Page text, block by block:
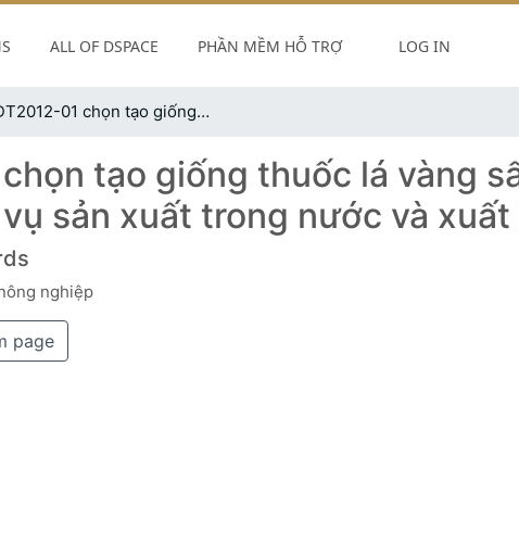
ALL OF DSPACE PHẦN MỀM HỖ TRỢ LOG IN
DT2012-01 chọn tạo giống thuốc lá vàng sấy có năng suất cao, chất lượng tốt phục vụ sản xuất trong nước và xuất khẩu
tạo giống thuốc lá vàng
sản xuất trong nước và xuất
nghiệp
page